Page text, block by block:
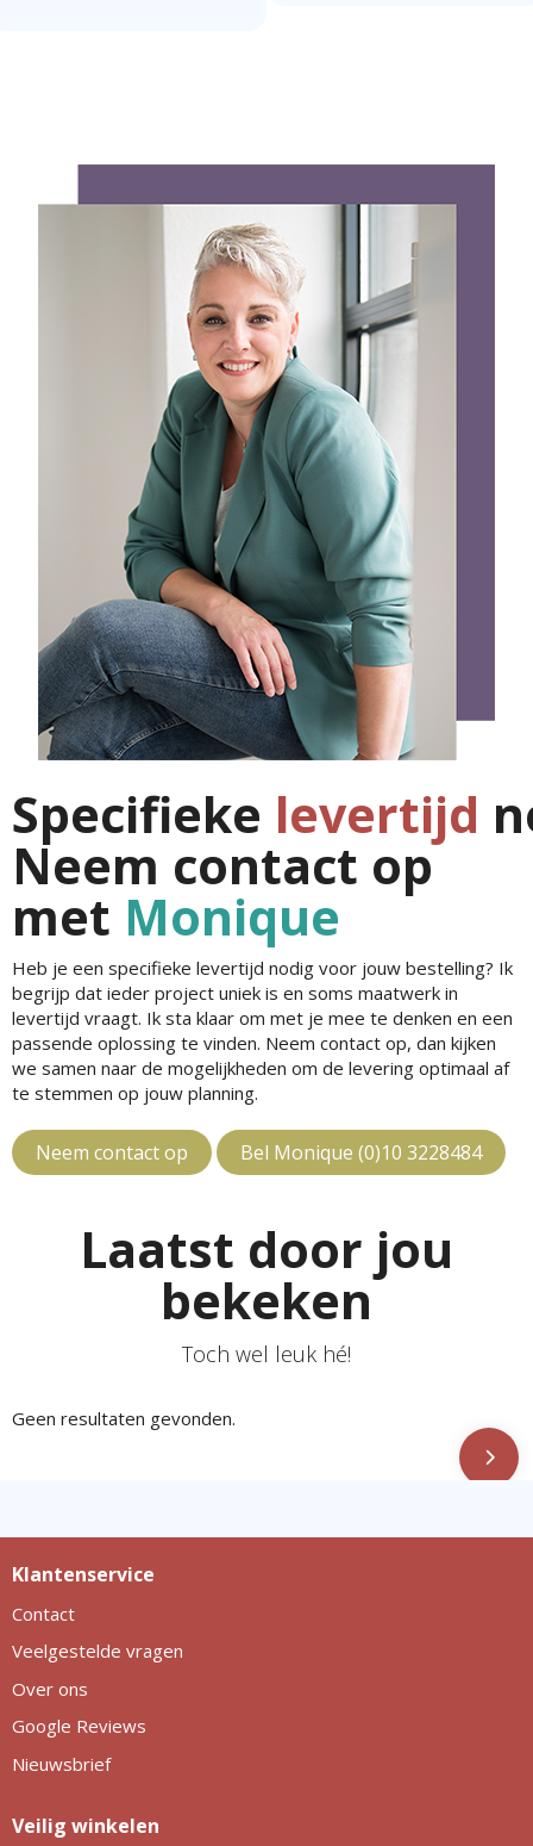
Specifieke levertijd
Neem contact op
met Monique
Heb je een specifieke levertijd nodig voor jouw bestelling? Ik
begrijp dat ieder project uniek is en soms maatwerk in
levertijd vraagt. Ik sta klaar om met je mee te denken en een
passende oplossing te vinden. Neem contact op, dan kijken
we samen naar de mogelijkheden om de levering optimaal af
te stemmen op jouw planning.
Neem contact op Bel Monique (0)10 3228484
Laatst door jou
bekeken
Toch wel leuk hé!
Geen resultaten gevonden.
Klantenservice
Contact
Veelgestelde vragen
Over ons
Google Reviews
Nieuwsbrief
Veilig winkelen